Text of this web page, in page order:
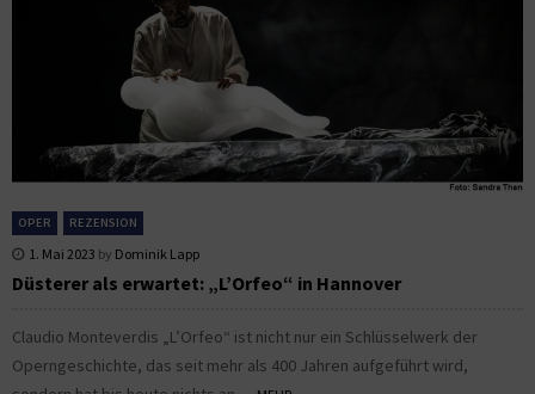
OPER REZENSION
1. Mai 2023 by Dominik Lapp
Düsterer als erwartet: „L’Orfeo“ in Hannover
Claudio Monteverdis „L’Orfeo“ ist nicht nur ein Schlüsselwerk der
Operngeschichte, das seit mehr als 400 Jahren aufgeführt wird,